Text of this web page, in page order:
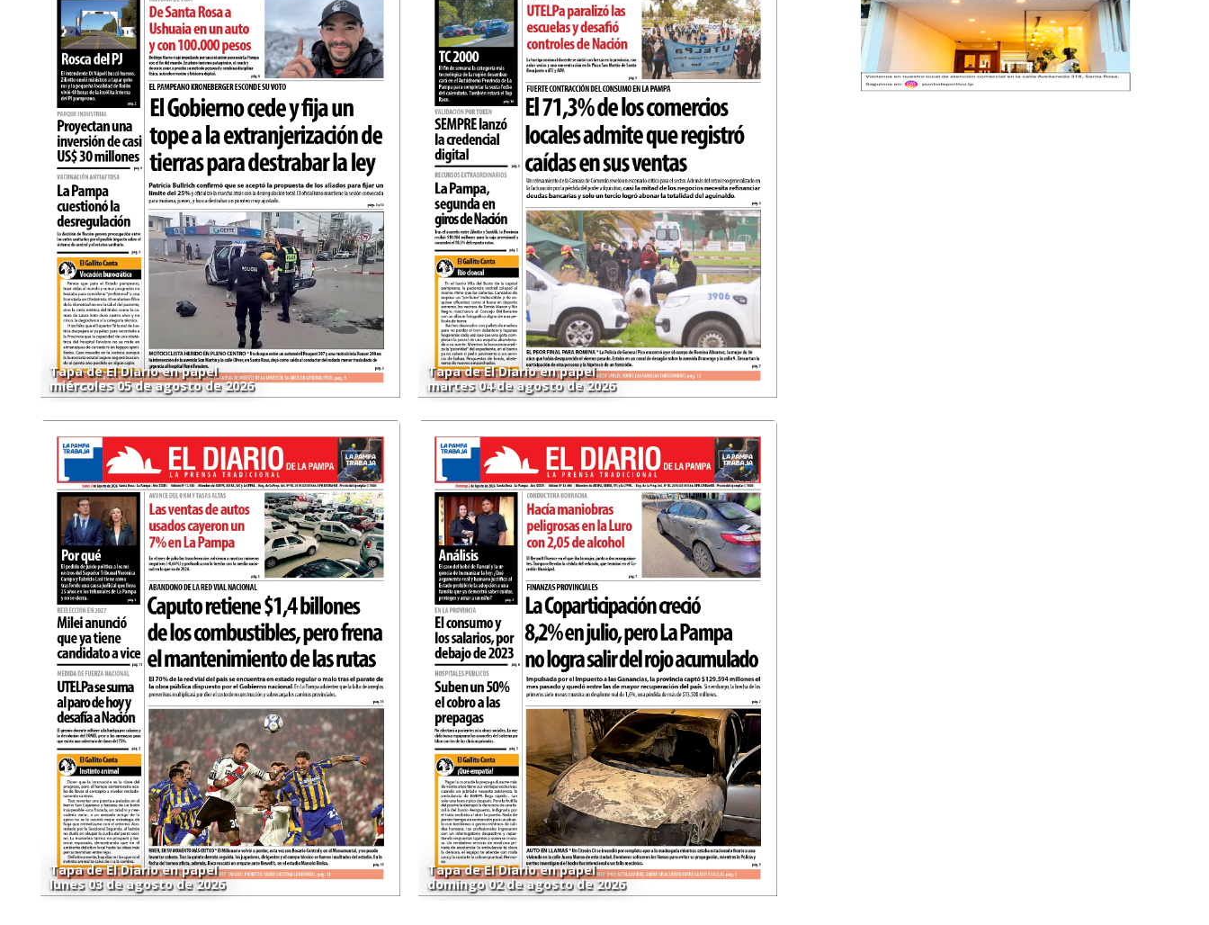
Tapa de El Diario en papel
miércoles 05 de agosto de 2026
Tapa de El Diario en papel
martes 04 de agosto de 2026
Tapa de El Diario en papel
lunes 03 de agosto de 2026
Tapa de El Diario en papel
domingo 02 de agosto de 2026